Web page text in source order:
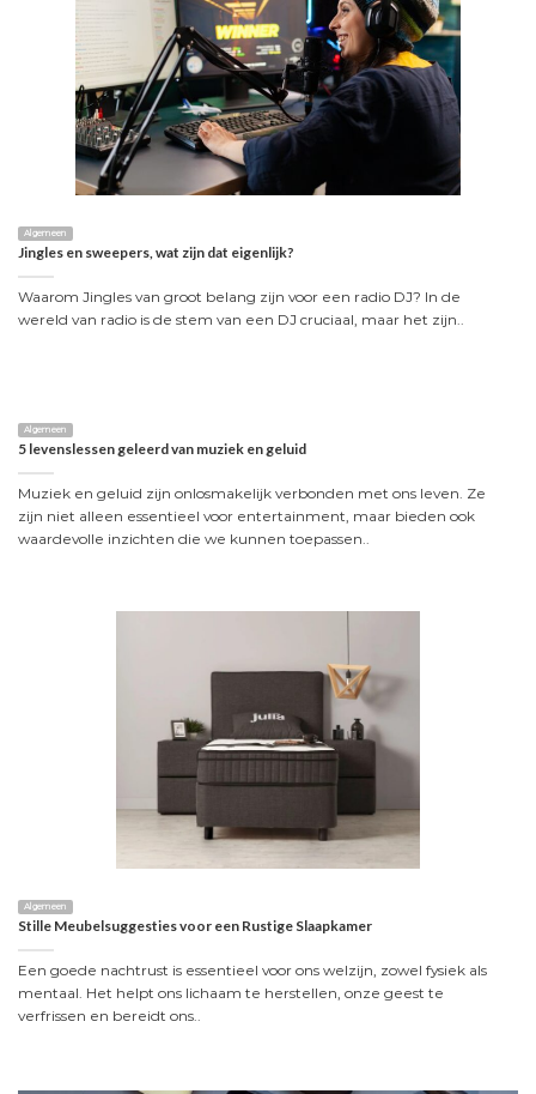
Algemeen
Jingles en sweepers, wat zijn dat eigenlijk?
Waarom Jingles van groot belang zijn voor een radio DJ? In de
wereld van radio is de stem van een DJ cruciaal, maar het zijn..
Algemeen
5 levenslessen geleerd van muziek en geluid
Muziek en geluid zijn onlosmakelijk verbonden met ons leven. Ze
zijn niet alleen essentieel voor entertainment, maar bieden ook
waardevolle inzichten die we kunnen toepassen..
Algemeen
Stille Meubelsuggesties voor een Rustige Slaapkamer
Een goede nachtrust is essentieel voor ons welzijn, zowel fysiek als
mentaal. Het helpt ons lichaam te herstellen, onze geest te
verfrissen en bereidt ons..